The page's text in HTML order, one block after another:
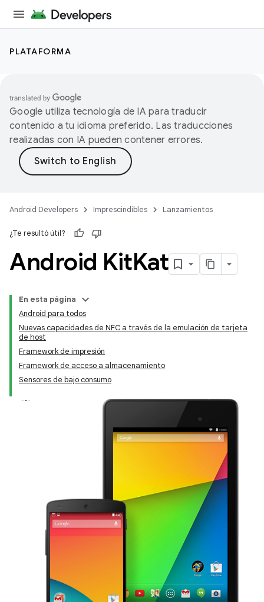
PLATAFORMA
Google utiliza tecnología de IA para traducir
contenido a tu idioma preferido. Las traducciones
realizadas con IA pueden contener errores.
Android Developers Imprescindibles Lanzamientos
¿Te resultó útil?
Android KitKat
En esta página
Android para todos
Nuevas capacidades de NFC a través de la emulación de tarjeta
de host
Framework de impresión
Framework de acceso a almacenamiento
Sensores de bajo consumo